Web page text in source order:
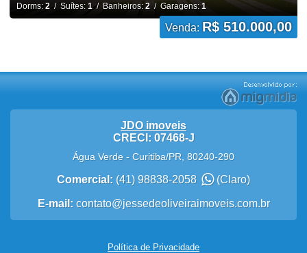
Dorms: 2/ Suítes: 1/ Banheiros: 2/ Garagens: 1
Venda: R$ 510.000,00
JDO imoveis
CRECI: 07468-J
Água Verde - Curitiba/PR 80240-290
Comercial: (41) 98838-2058 (Claro)
E-mail: contato@jessedeoliveiraimoveis.com.br
Política de Privacidade